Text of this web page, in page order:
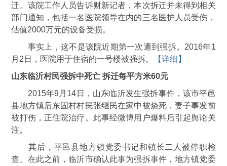
迁。该院工作人员告诉财新记者，本次拆迁并未得到相关
部门通知，包括一名医院领导在内的三名医护人员受伤，
估值2000万元的设备受损。
事实上，这不是该院近期第一次遭到强拆。2016年1
月2日，医院用于住宿的一号楼被强拆。
【详细】
山东临沂村民强拆中死亡 拆迁每平方米60元
2015年9月14日，山东临沂发生强拆事件，该市平邑
县地方镇后东固村村民张继民在家中被烧死，妻子事发前
被打伤，正住院治疗。此事经微博用户爆料后引起舆论关
注。
其后，平邑县地方镇党委书记和镇长二人被停职检
查。在此之前，临沂市确认此事为强拆事件，地方镇党委